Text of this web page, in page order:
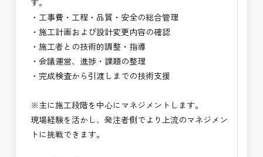
→ 建設コンサル経験を次のステージへ高められ
る仕事
■発注者支援業務＜希望する業務をお選びくださ
い。＞
・＜急募＞工事監督支援業務
・＜急募＞資料作成業務
・NEXCO（ネクスコ）施工管理
・NEXCO（ネクスコ）点検業務
・電気工事監督支援業務
・積算技術業務
・設計コンサルティング業務（数量算出、図面の
す。
・工事費・工程・品質・安全の総合管理
・施工計画および設計変更内容の確認
・施工者との技術的調整・指導
・会議運営、進捗・課題の整理
・完成検査から引渡しまでの技術支援
※主に施工段階を中心にマネジメントします。
現場経験を活かし、発注者側でより上流のマネジメン
トに挑戦できます。